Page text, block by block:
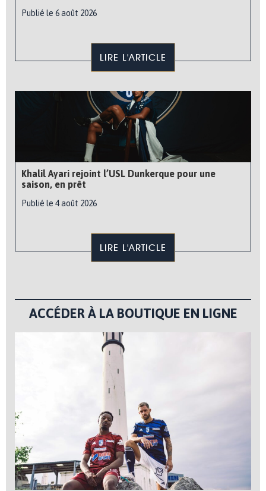
Publié le 6 août 2026
LIRE L'ARTICLE
Khalil Ayari rejoint l’USL Dunkerque pour une
saison, en prêt
Publié le 4 août 2026
LIRE L'ARTICLE
ACCÉDER À LA BOUTIQUE EN LIGNE